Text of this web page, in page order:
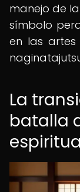
manejo de
símbolo
en las artes
La
batalla